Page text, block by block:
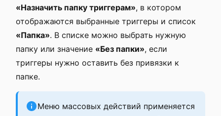
«Назначить папку триггерам», в котором
отображаются выбранные триггеры и список
«Папка». В списке можно выбрать нужную
папку или значение «Без папки», если
триггеры нужно оставить без привязки к
папке.
Меню массовых действий применяется